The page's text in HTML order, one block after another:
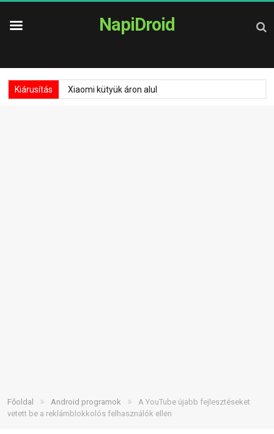
NapiDroid
Kiárusítás Xiaomi kütyük áron alul
Főoldal » Android programok »
A YouTube újabb fejlesztéseket
vetett be a reklámblokkolós felhasználók ellen